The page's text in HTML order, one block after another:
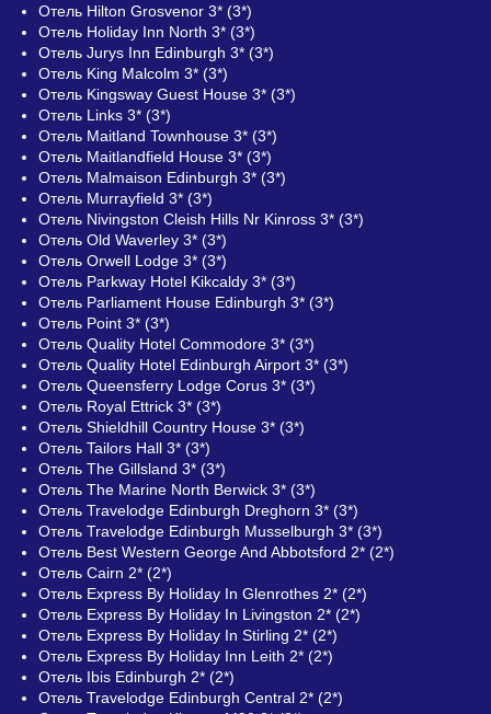
Отель Hilton Grosvenor 3* (3*)
Отель Holiday Inn North 3* (3*)
Отель Jurys Inn Edinburgh 3* (3*)
Отель King Malcolm 3* (3*)
Отель Kingsway Guest House 3* (3*)
Отель Links 3* (3*)
Отель Maitland Townhouse 3* (3*)
Отель Maitlandfield House 3* (3*)
Отель Malmaison Edinburgh 3* (3*)
Отель Murrayfield 3* (3*)
Отель Nivingston Cleish Hills Nr Kinross 3* (3*)
Отель Old Waverley 3* (3*)
Отель Orwell Lodge 3* (3*)
Отель Parkway Hotel Kikcaldy 3* (3*)
Отель Parliament House Edinburgh 3* (3*)
Отель Point 3* (3*)
Отель Quality Hotel Commodore 3* (3*)
Отель Quality Hotel Edinburgh Airport 3* (3*)
Отель Queensferry Lodge Corus 3* (3*)
Отель Royal Ettrick 3* (3*)
Отель Shieldhill Country House 3* (3*)
Отель Tailors Hall 3* (3*)
Отель The Gillsland 3* (3*)
Отель The Marine North Berwick 3* (3*)
Отель Travelodge Edinburgh Dreghorn 3* (3*)
Отель Travelodge Edinburgh Musselburgh 3* (3*)
Отель Best Western George And Abbotsford 2* (2*)
Отель Cairn 2* (2*)
Отель Express By Holiday In Glenrothes 2* (2*)
Отель Express By Holiday In Livingston 2* (2*)
Отель Express By Holiday In Stirling 2* (2*)
Отель Express By Holiday Inn Leith 2* (2*)
Отель Ibis Edinburgh 2* (2*)
Отель Travelodge Edinburgh Central 2* (2*)